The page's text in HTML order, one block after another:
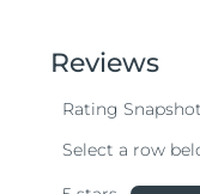
stars,
average
value.